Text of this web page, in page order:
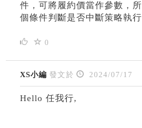
件，可將履約價當作參數，
個條件判斷是否中斷策略執行
0
XS小編 發文於 2024/07/17
Hello 任我行,